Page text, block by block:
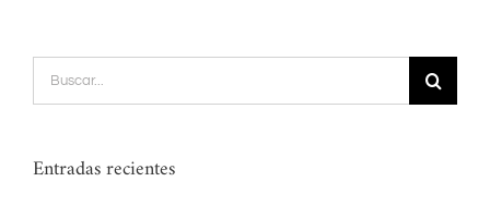
Buscar:
Entradas recientes